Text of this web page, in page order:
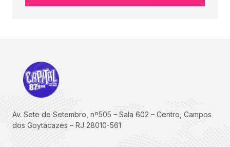
Av. Sete de Setembro, nº505 – Sala 602 – Centro, Campos
dos Goytacazes – RJ 28010-561